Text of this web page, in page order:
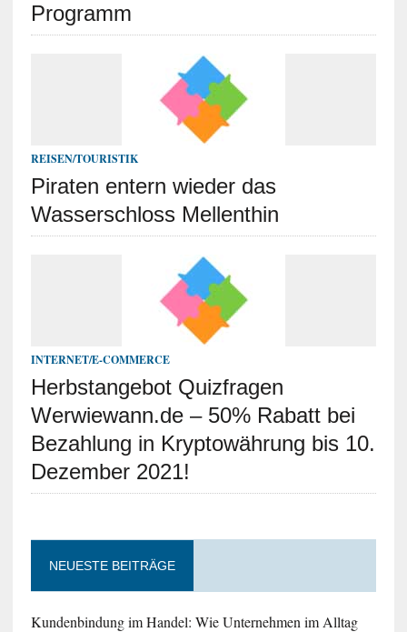
Programm
REISEN/TOURISTIK
Piraten entern wieder das
Wasserschloss Mellenthin
INTERNET/E-COMMERCE
Herbstangebot Quizfragen
Werwiewann.de – 50% Rabatt bei
Bezahlung in Kryptowährung bis 10.
Dezember 2021!
NEUESTE BEITRÄGE
Kundenbindung im Handel: Wie Unternehmen im Alltag